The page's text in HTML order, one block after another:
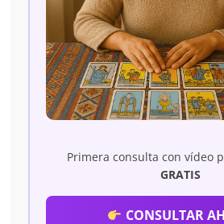
Primera consulta con vídeo
GRATIS
CONSULTAR